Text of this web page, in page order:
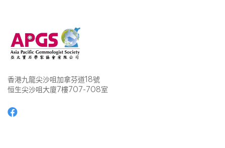
香港九龍尖沙咀加拿芬道18號
恒生尖沙咀大廈7樓707-708室